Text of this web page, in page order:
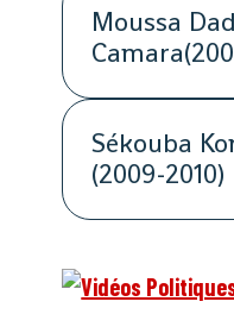
Moussa
Sékouba
(2009-2010)